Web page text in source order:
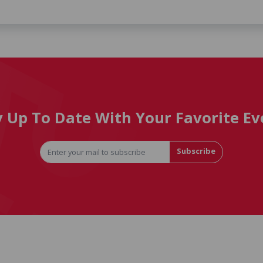
Up To Date With Your Favorite
Subscribe